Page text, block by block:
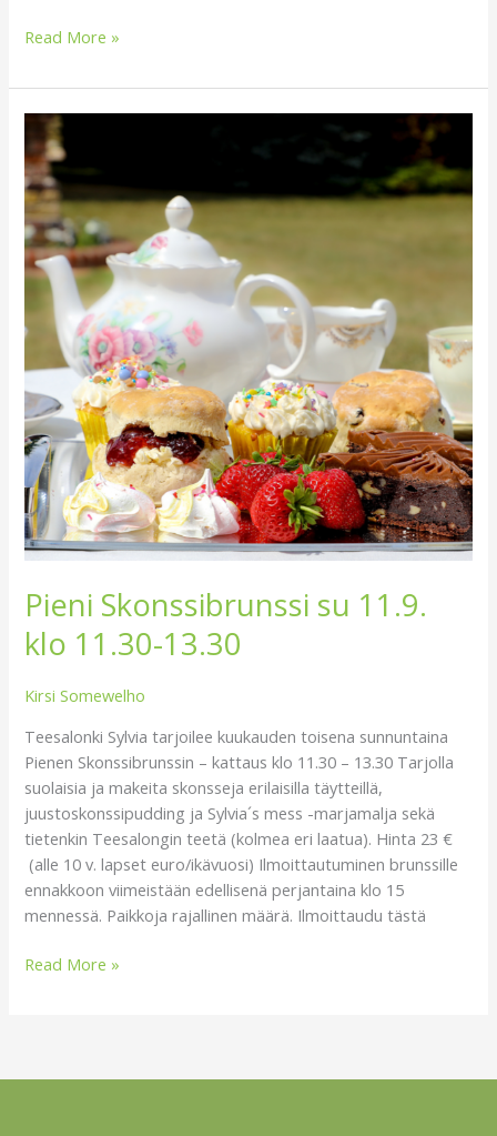
Read More »
Pieni Skonssibrunssi su 11.9.
klo 11.30-13.30
Kirsi Somewelho
Teesalonki Sylvia tarjoilee kuukauden toisena sunnuntaina
Pienen Skonssibrunssin – kattaus klo 11.30 – 13.30 Tarjolla
suolaisia ja makeita skonsseja erilaisilla täytteillä,
juustoskonssipudding ja Sylvia´s mess -marjamalja sekä
tietenkin Teesalongin teetä (kolmea eri laatua). Hinta 23 €
(alle 10 v. lapset euro/ikävuosi) Ilmoittautuminen brunssille
ennakkoon viimeistään edellisenä perjantaina klo 15
mennessä. Paikkoja rajallinen määrä. Ilmoittaudu tästä
Pieni
Skonssibrunssi
su
11.9.
klo
11.30-
13.30
Read More »